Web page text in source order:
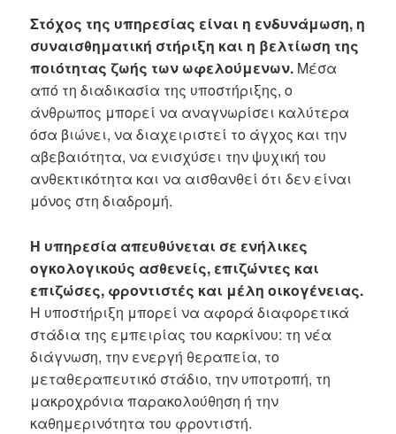
Στόχος της υπηρεσίας είναι η ενδυνάμωση, η
συναισθηματική στήριξη και η βελτίωση της
ποιότητας ζωής των ωφελούμενων. Μέσα
από τη διαδικασία της υποστήριξης, ο
άνθρωπος μπορεί να αναγνωρίσει καλύτερα
όσα βιώνει, να διαχειριστεί το άγχος και την
αβεβαιότητα, να ενισχύσει την ψυχική του
ανθεκτικότητα και να αισθανθεί ότι δεν είναι
μόνος στη διαδρομή.
Η υπηρεσία απευθύνεται σε ενήλικες
ογκολογικούς ασθενείς, επιζώντες και
επιζώσες, φροντιστές και μέλη οικογένειας.
Η υποστήριξη μπορεί να αφορά διαφορετικά
στάδια της εμπειρίας του καρκίνου: τη νέα
διάγνωση, την ενεργή θεραπεία, το
μεταθεραπευτικό στάδιο, την υποτροπή, τη
μακροχρόνια παρακολούθηση ή την
καθημερινότητα του φροντιστή.